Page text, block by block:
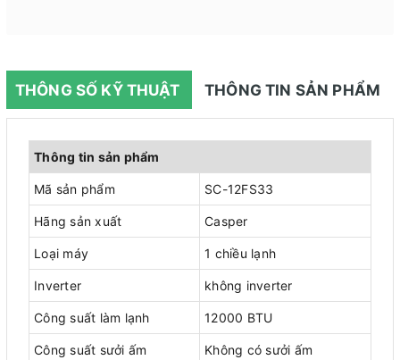
THÔNG SỐ KỸ THUẬT THÔNG TIN SẢN PHẨM
Thông tin sản phẩm
Mã sản phẩm SC-12FS33
Hãng sản xuất Casper
Loại máy 1 chiều lạnh
Inverter không inverter
Công suất làm lạnh 12000 BTU
Công suất sưởi ấm Không có sưởi ấm